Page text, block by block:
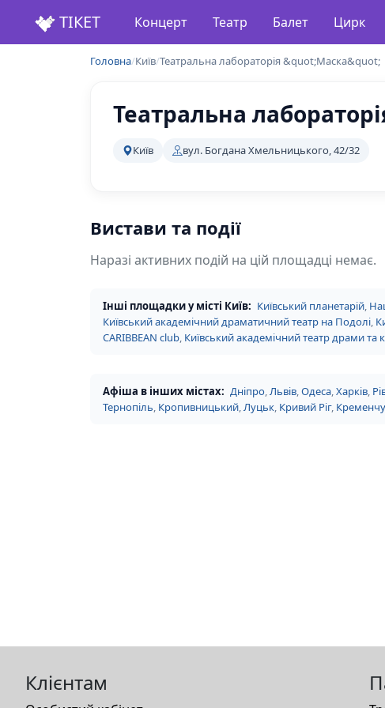
ТІКЕТ Концерт Театр Балет Цирк
Головна/Київ/Театральна лабораторія &quot;Маска&quot;
Театральна
Київ вул. Богдана Хмельницького, 42/32
Вистави та події
Наразі активних подій на цій площадці немає.
Інші площадки у місті Київ: Київський планетарій,
Київський академічний драматичний театр на Подолі,
CARIBBEAN club, Київський академічний театр драми та
Афіша в інших містах: Дніпро,Львів,Одеса,Харків,
Тернопіль, Кропивницький,Луцьк, Кривий Ріг,
Клієнтам